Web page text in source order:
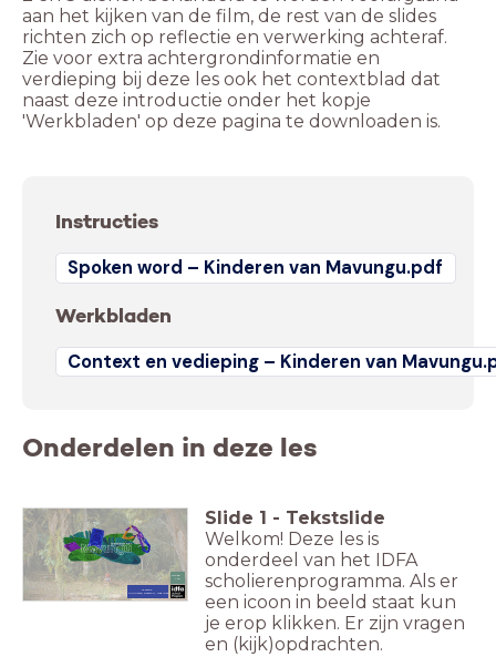
aan het kijken van de film, de rest van de slides
richten zich op reflectie en verwerking achteraf.
Zie voor extra achtergrondinformatie en
verdieping bij deze les ook het contextblad dat
naast deze introductie onder het kopje
'Werkbladen' op deze pagina te downloaden is.
Instructies
Spoken word – Kinderen van Mavungu.pdf
Werkbladen
Context en vedieping – Kinderen van
Onderdelen in deze les
Thema's:
Suriname, slavernij, tradities
Groep
7/8
Slide 1 - Tekstslide
Welkom! Deze les is
onderdeel van het IDFA
scholierenprogramma. Als er
een icoon in beeld staat kun
je erop klikken. Er zijn vragen
en (kijk)opdrachten.